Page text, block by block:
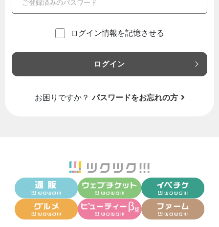
ログイン情報を記憶させる
ログイン
お困りですか？ パスワードをお忘れの方